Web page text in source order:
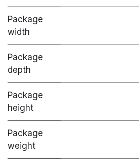
Package
width
Package
depth
Package
height
Package
weight